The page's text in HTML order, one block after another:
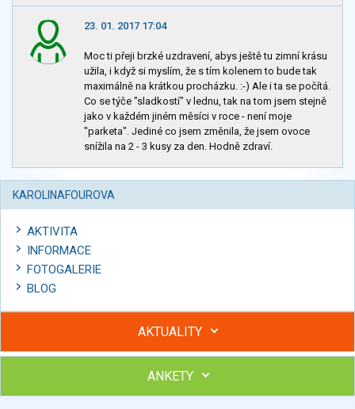
23. 01. 2017 17:04
Moc ti přeji brzké uzdravení, abys ještě tu zimní krásu
užila, i když si myslím, že s tím kolenem to bude tak
maximálně na krátkou procházku. :-) Ale i ta se počítá.
Co se týče "sladkostí" v lednu, tak na tom jsem stejně
jako v každém jiném měsíci v roce - není moje
"parketa". Jediné co jsem změnila, že jsem ovoce
snížila na 2 - 3 kusy za den. Hodně zdraví.
KAROLINAFOUROVA
AKTIVITA
INFORMACE
FOTOGALERIE
BLOG
AKTUALITY
Hubněte s podporou lektorky a skupiny v kurzech STOBu
Chcete poradit s hubnutím? Najděte si odborníka STOBu ve
ANKETY